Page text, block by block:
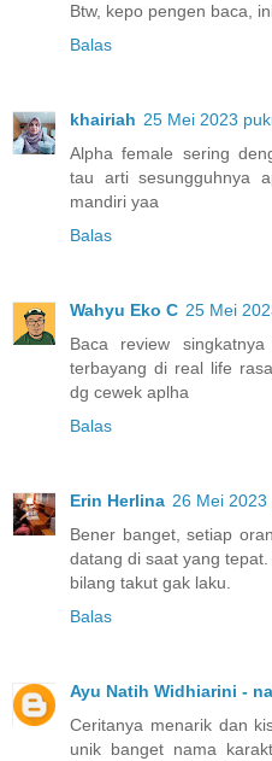
Btw, kepo pengen baca,
Balas
khairiah 25 Mei 2023
Alpha female sering
tau arti sesungguhnya
mandiri yaa
Balas
Wahyu Eko C 25 Mei
Baca review
terbayang di real life
dg cewek aplha
Balas
Erin Herlina 26 Mei 2023
Bener banget, setiap
datang di saat yang
bilang takut gak laku.
Balas
Ayu Natih Widhiarini -
Ceritanya menarik dan
unik banget nama